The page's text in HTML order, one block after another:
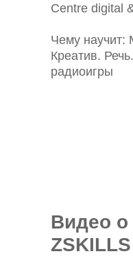
Centre digital
Чему научит:
Креатив.
радиоигры
Видео о
ZSKILLS